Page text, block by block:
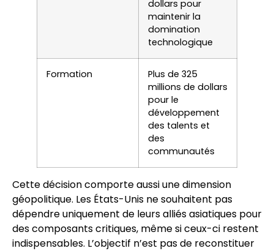
dollars pour
maintenir la
domination
technologique
Formation
Plus de 325
millions de dollars
pour le
développement
des talents et
des
communautés
Cette décision comporte aussi une dimension
géopolitique. Les États-Unis ne souhaitent pas
dépendre uniquement de leurs alliés asiatiques pour
des composants critiques, même si ceux-ci restent
indispensables. L’objectif n’est pas de reconstituer